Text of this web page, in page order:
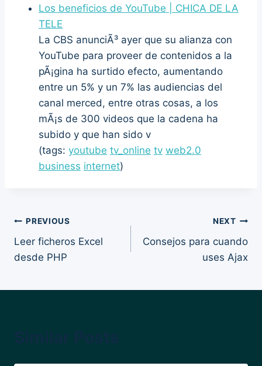
Los beneficios de YouTube | CHICA DE LA
TELE
La CBS anunciÃ³ ayer que su alianza con
YouTube para proveer de contenidos a la
pÃ¡gina ha surtido efecto, aumentando
entre un 5% y un 7% las audiencias del
canal merced, entre otras cosas, a los
mÃ¡s de 300 videos que la cadena ha
subido y que han sido v
(tags: youtube tv_online tv web2.0
business internet)
Post
navigation
PREVIOUS
Leer ficheros Excel
desde PHP
NEXT
Consejos para cuando
uses Ajax